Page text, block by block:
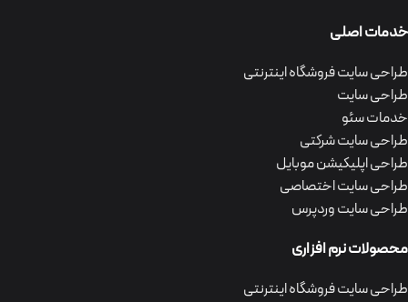
خدمات اصلی
طراحی سایت فروشگاه اینترنتی
طراحی سایت
خدمات سئو
طراحی سایت شرکتی
طراحی اپلیکیشن موبایل
طراحی سایت اختصاصی
طراحی سایت وردپرس
محصولات نرم افزاری
طراحی سایت فروشگاه اینترنتی